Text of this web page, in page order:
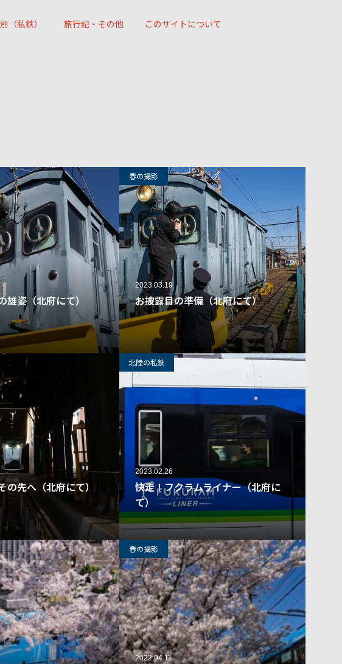
（私鉄） 旅行記・その他 このサイトについて
雄姿（北府にて）
2023.03.19
お披露目の準備（北府にて）
春の撮影
の先へ（北府にて）
2023.02.26
快走！フクラムライナー（北府に
て）
北陸の私鉄
33
2022.04.11
春の撮影